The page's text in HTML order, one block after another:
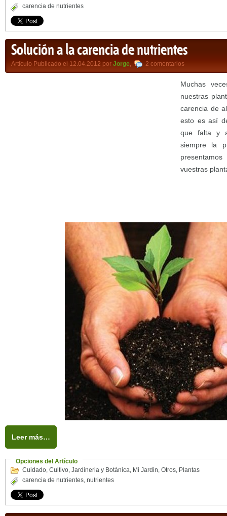
carencia de nutrientes
Solución a la carencia de nutrientes
Artículo Publicado el 12.04.2012 por Jorge, 2 comentarios
Muchas
nuestras
carencia de
esto es así
que falta y
siempre la
vuestras
Leer más…
Opciones del Artículo
Cuidado, Cultivo, Jardineria y Botánica, Mi Jardin, Otros, Plantas
carencia de nutrientes, nutrientes